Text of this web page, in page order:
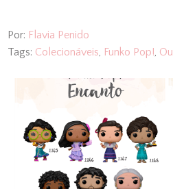
Por: Flavia Penido
Tags: Colecionáveis Funko Pop!